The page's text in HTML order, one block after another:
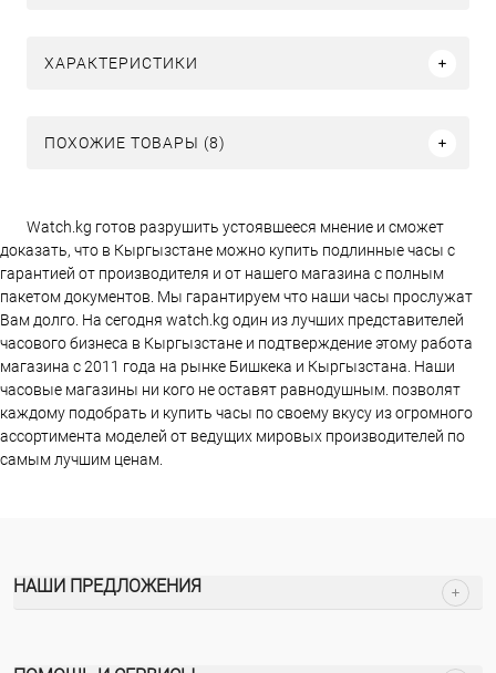
ХАРАКТЕРИСТИКИ
ПОХОЖИЕ ТОВАРЫ (8)
Watch.kg готов разрушить устоявшееся мнение и сможет
доказать, что в Кыргызстане можно купить подлинные часы с
гарантией от производителя и от нашего магазина с полным
пакетом документов. Мы гарантируем что наши часы прослужат
Вам долго. На сегодня watch.kg один из лучших представителей
часового бизнеса в Кыргызстане и подтверждение этому работа
магазина c 2011 года на рынке Бишкека и Кыргызстана. Наши
часовые магазины ни кого не оставят равнодушным. позволят
каждому подобрать и купить часы по своему вкусу из огромного
ассортимента моделей от ведущих мировых производителей по
самым лучшим ценам.
НАШИ ПРЕДЛОЖЕНИЯ